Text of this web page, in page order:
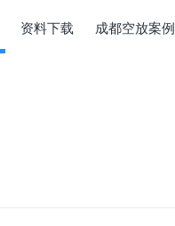
资料下载 成都空放案例